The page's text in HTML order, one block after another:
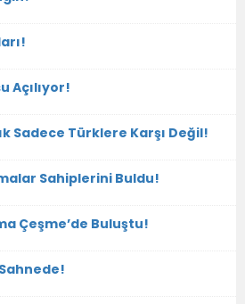
Açılıyor!
Sadece Türklere Karşı Değil!
Sahiplerini Buldu!
Çeşme’de Buluştu!